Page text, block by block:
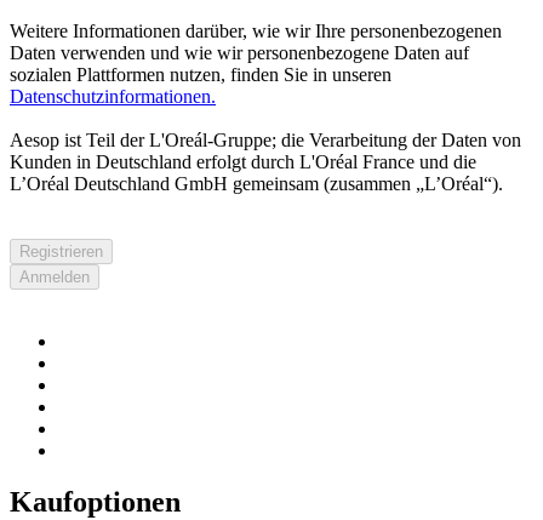
Weitere Informationen darüber, wie wir Ihre personenbezogenen
Daten verwenden und wie wir personenbezogene Daten auf
sozialen Plattformen nutzen, finden Sie in unseren
Datenschutzinformationen.
Aesop ist Teil der L'Oreál-Gruppe; die Verarbeitung der Daten von
Kunden in Deutschland erfolgt durch L'Oréal France und die
L’Oréal Deutschland GmbH gemeinsam (zusammen „L’Oréal“).
Registrieren
Anmelden
Kaufoptionen